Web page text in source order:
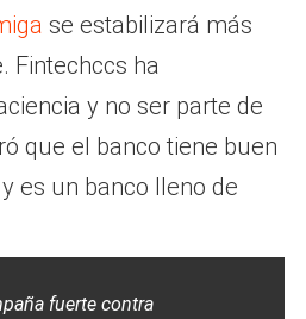
se estabilizará más
Fintechccs ha
y no ser parte de
que el banco tiene buen
es un banco lleno de
fuerte contra